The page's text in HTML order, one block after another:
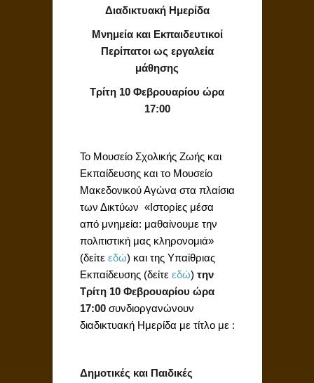
Διαδικτυακή Ημερίδα
Μνημεία και Εκπαιδευτικοί
Περίπατοι ως εργαλεία
μάθησης
Τρίτη 10 Φεβρουαρίου ώρα
17:00
Το Μουσείο Σχολικής Ζωής και
Εκπαίδευσης και το Μουσείο
Μακεδονικού Αγώνα στα πλαίσια
των Δικτύων «Ιστορίες μέσα
από μνημεία: μαθαίνουμε την
πολιτιστική μας κληρονομιά»
(δείτε εδώ) και της Υπαίθριας
Εκπαίδευσης (δείτε εδώ) την
Τρίτη 10 Φεβρουαρίου ώρα
17:00συνδιοργανώνουν
διαδικτυακή Ημερίδα με τίτλο με :
Δημοτικές και Παιδικές